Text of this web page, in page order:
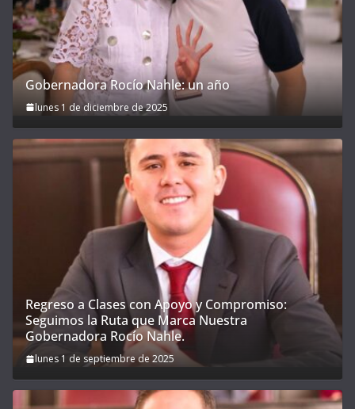
Gobernadora Rocío Nahle: un año
lunes 1 de diciembre de 2025
Regreso a Clases con Apoyo y Compromiso:
Seguimos la Ruta que Marca Nuestra
Gobernadora Rocío Nahle.
lunes 1 de septiembre de 2025